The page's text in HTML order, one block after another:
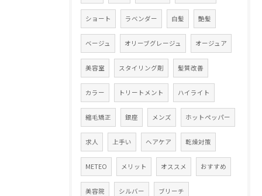
ショート ラベンダー 白髪 艶髪
ベージュ オリーブグレージュ オージュア
美容室 スタイリング剤 髪質改善
カラー トリートメント ハイライト
縮毛矯正 銀座 メンズ ホットペッパー
求人 上手い ヘアケア 乾燥対策
METEO メリット オススメ おすすめ
美容院 シルバー ブリーチ